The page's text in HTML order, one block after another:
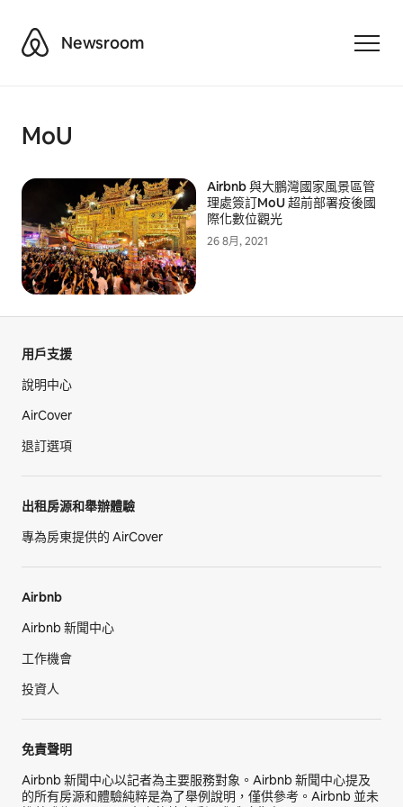
AirbnbNewsroom
MoU
Airbnb 與大鵬灣國家風景區管
理處簽訂MoU 超前部署疫後國
際化數位觀光
26 8月, 2021
用戶支援
說明中心
AirCover
退訂選項
出租房源和舉辦體驗
專為房東提供的 AirCover
Airbnb
Airbnb 新聞中心
工作機會
投資人
免責聲明
Airbnb 新聞中心以記者為主要服務對象。Airbnb 新聞中心提及
的所有房源和體驗純粹是為了舉例說明，僅供參考。Airbnb 並未